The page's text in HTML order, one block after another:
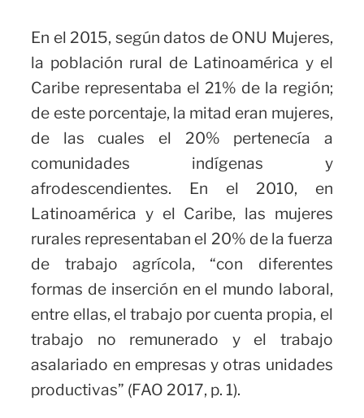
En el 2015, según datos de ONU Mujeres,
la población rural de Latinoamérica y el
Caribe representaba el 21% de la región;
de este porcentaje, la mitad eran mujeres,
de las cuales el 20% pertenecía a
comunidades indígenas y
afrodescendientes. En el 2010, en
Latinoamérica y el Caribe, las mujeres
rurales representaban el 20% de la fuerza
de trabajo agrícola, “con diferentes
formas de inserción en el mundo laboral,
entre ellas, el trabajo por cuenta propia, el
trabajo no remunerado y el trabajo
asalariado en empresas y otras unidades
productivas” (FAO 2017, p. 1).